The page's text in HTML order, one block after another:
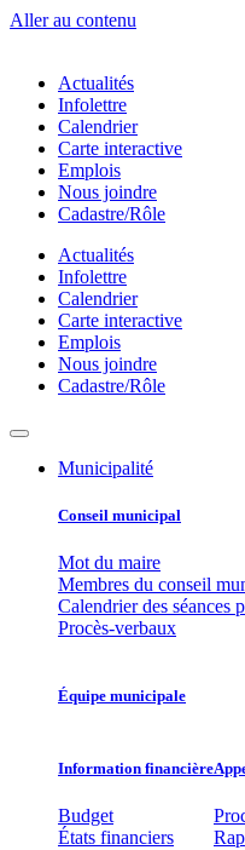
Aller au contenu
Actualités
Infolettre
Calendrier
Carte interactive
Emplois
Nous joindre
Cadastre/Rôle
Actualités
Infolettre
Calendrier
Carte interactive
Emplois
Nous joindre
Cadastre/Rôle
Municipalité
Conseil municipal​
Mot du maire
Membres du conseil
Calendrier des séances
Procès-verbaux
Équipe municipale​
Information financière​
Budget
États financiers